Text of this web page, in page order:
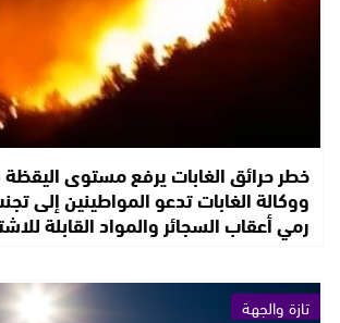
خطر حرائق الغابات يرفع مستوى اليقظة
ووكالة الغابات تدعو المواطينين إلى
رمي أعقاب السجائر والمواد القابلة
تازة والجهة